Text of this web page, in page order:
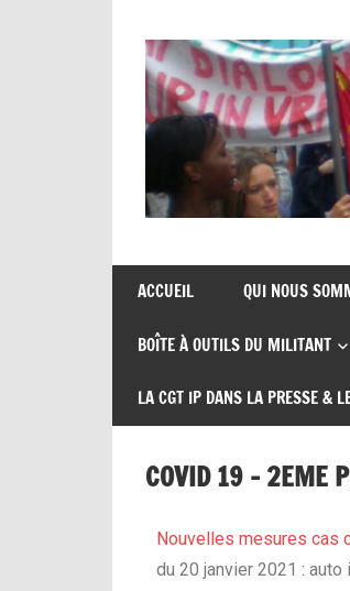
CGT
insertion
probation
de
syndicats
insertion
ACCUEIL QUI NOUS
BOÎTE À OUTILS DU MILITANT
LA CGT IP DANS LA PRESSE &
COVID 19 – 2EME
Nouvelles mesures cas
du 20 janvier 2021 :